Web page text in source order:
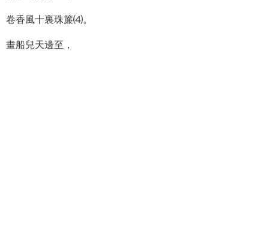
卷香風十裏珠簾⑷。
畫船兒天邊至，